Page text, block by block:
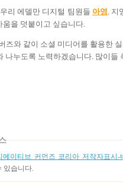
우리 에델만 디지털 팀원들 아영, 지
움을 덧붙이고 싶습니다.
즈와 같이 소셜 미디어를 활용한
나누도록 노력하겠습니다. 많이들
에이티브 커먼즈 코리아 저작자표시
있습니다.